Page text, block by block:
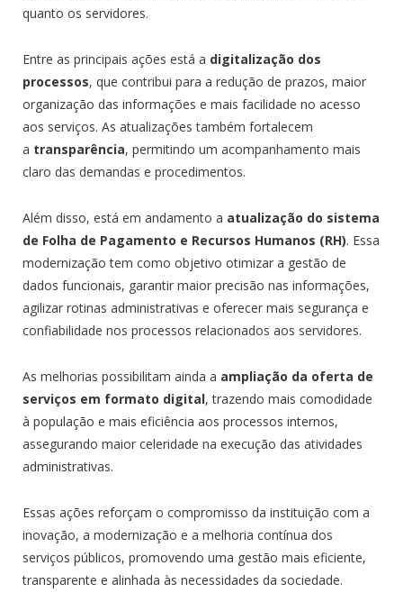
quanto os servidores.
Entre as principais ações está a digitalização dos
processos, que contribui para a redução de prazos, maior
organização das informações e mais facilidade no acesso
aos serviços. As atualizações também fortalecem
a transparência, permitindo um acompanhamento mais
claro das demandas e procedimentos.
Além disso, está em andamento a atualização do sistema
de Folha de Pagamento e Recursos Humanos (RH). Essa
modernização tem como objetivo otimizar a gestão de
dados funcionais, garantir maior precisão nas informações,
agilizar rotinas administrativas e oferecer mais segurança e
confiabilidade nos processos relacionados aos servidores.
As melhorias possibilitam ainda a ampliação da oferta de
serviços em formato digital, trazendo mais comodidade
à população e mais eficiência aos processos internos,
assegurando maior celeridade na execução das atividades
administrativas.
Essas ações reforçam o compromisso da instituição com a
inovação, a modernização e a melhoria contínua dos
serviços públicos, promovendo uma gestão mais eficiente,
transparente e alinhada às necessidades da sociedade.